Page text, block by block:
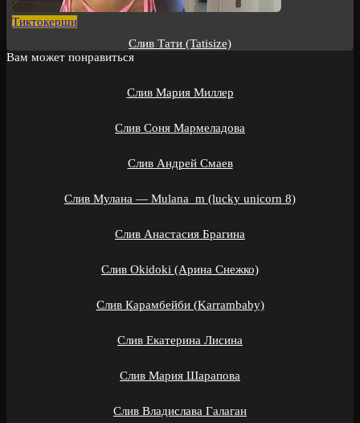
Тиктокерши
Слив Тати (Tatisize)
Вам может понравиться
Слив Мария Миллер
Слив Соня Мармеладова
Слив Андрей Смаев
Слив Мулана — Mulana_m (lucky unicorn 8)
Слив Анастасия Брагина
Слив Okidoki (Арина Снежко)
Слив Карамбейби (Karrambaby)
Слив Екатерина Лисина
Слив Мария Шарапова
Слив Владислава Галаган